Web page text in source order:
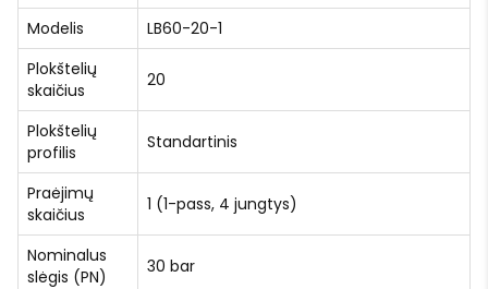
Modelis
LB60-20-1
Plokštelių
skaičius
20
Plokštelių
profilis
Standartinis
Praėjimų
skaičius
1 (1-pass, 4 jungtys)
Nominalus
slėgis (PN)
30 bar